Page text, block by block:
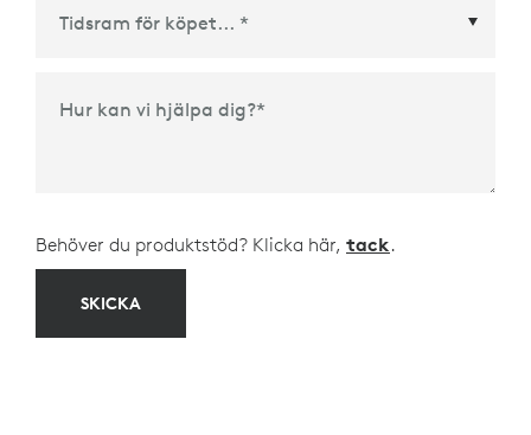
Hur kan vi hjälpa dig?*
Behöver du produktstöd? Klicka här, tack.
SKICKA